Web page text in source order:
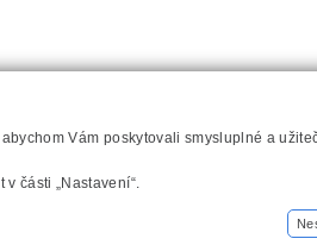
Vám poskytovali smysluplné a
části „Nastavení“.